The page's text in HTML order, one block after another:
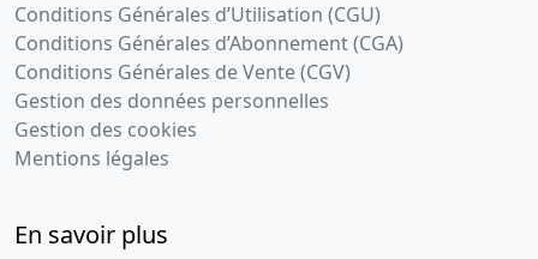
Conditions Générales d’Utilisation (CGU)
Conditions Générales d’Abonnement (CGA)
Conditions Générales de Vente (CGV)
Gestion des données personnelles
Gestion des cookies
Mentions légales
En savoir plus